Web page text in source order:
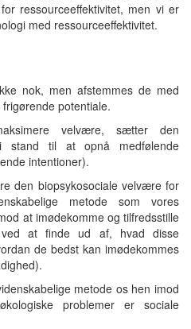
ressourceeffektivitet, men vi er
med ressourceeffektivitet.
nok, men afstemmes de med
potentiale.
velvære, sætter den
stand til at opnå medfølende
intentioner).
den biopsykosociale velvære for
metode som vores
at imødekomme og tilfredsstille
ved at finde ud af, hvad disse
de bedst kan imødekommes
metode os hen imod
problemer er sociale